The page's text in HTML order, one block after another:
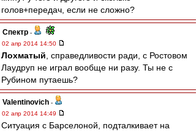
голов+передач, если не сложно?
Спектр -
02 апр 2014 14:50
Лохматый , справедливости ради, с Ростовом
Лаудруп не играл вообще ни разу. Ты не с
Рубином путаешь?
Valentinovich -
02 апр 2014 14:49
Ситуация с Барселоной, подталкивает на